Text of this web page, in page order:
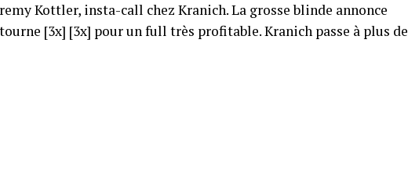
Kottler, insta-call chez Kranich. La grosse blinde annonce
[3x] [3x] pour un full très profitable. Kranich passe à plus de